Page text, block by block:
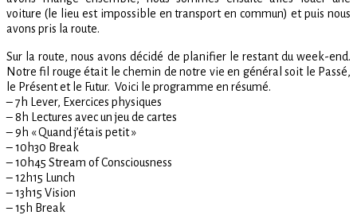
voiture (le lieu est impossible en transport en commun) et puis nous
avons pris la route.
Sur la route, nous avons décidé de planifier le restant du week-end.
Notre fil rouge était le chemin de notre vie en général soit le Passé,
le Présent et le Futur. Voici le programme en résumé.
– 7h Lever, Exercices physiques
– 8h Lectures avec un jeu de cartes
– 9h « Quand j’étais petit »
– 10h30 Break
– 10h45 Stream of Consciousness
– 12h15 Lunch
– 13h15 Vision
– 15h Break